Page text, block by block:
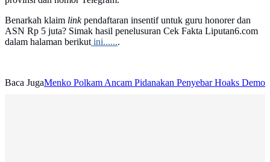
Benarkah klaim linkpendaftaran insentif untuk guru honorer dan
ASN Rp 5 juta? Simak hasil penelusuran Cek Fakta Liputan6.com
dalam halaman berikut ini.......
Baca JugaMenko Polkam Ancam Pidanakan Penyebar Hoaks Demo